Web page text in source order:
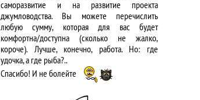
саморазвитие и на развитие проекта
джумловодства. Вы можете перечислить
любую сумму, которая для вас будет
комфортна/доступна (сколько не жалко,
короче). Лучше, конечно, работа. Но: где
удочка, а где рыба?..
Спасибо! И не болейте